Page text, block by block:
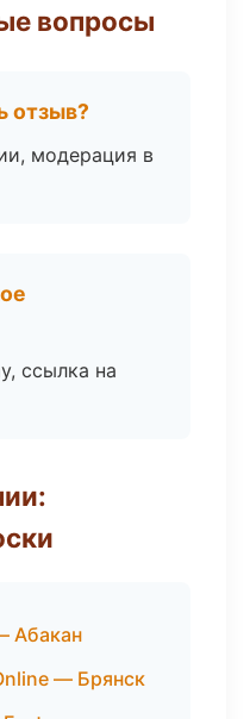
вопросы
отзыв?
модерация в
ссылка на
Абакан
— Брянск